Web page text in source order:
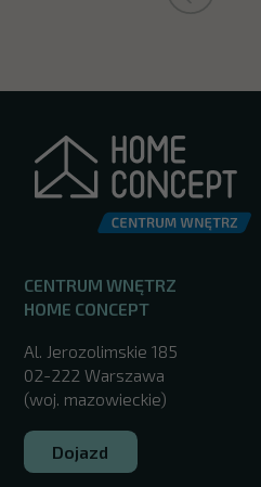
CENTRUM WNĘTRZ
HOME CONCEPT
Al. Jerozolimskie 185
02-222 Warszawa
(woj. mazowieckie)
Dojazd